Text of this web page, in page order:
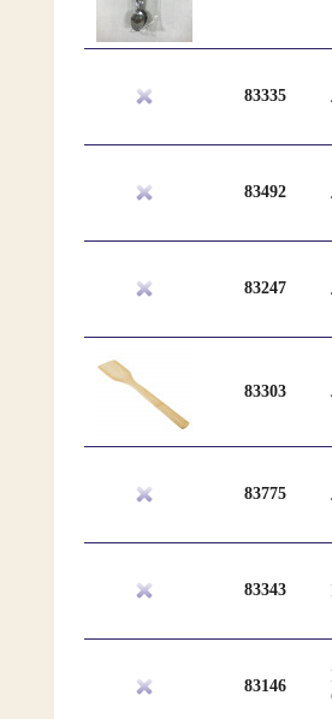
83335
83492
83247
83303
83775
83343
83146